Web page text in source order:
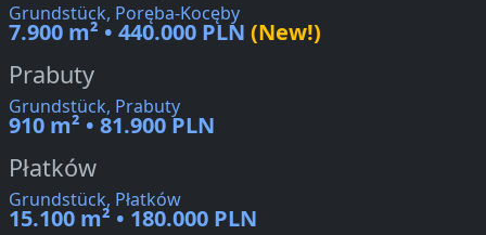
Grundstück, Poręba-Kocęby
7.900 m² • 440.000 PLN (New!)
Prabuty
Grundstück, Prabuty
910 m² • 81.900 PLN
Płatków
Grundstück, Płatków
15.100 m² • 180.000 PLN